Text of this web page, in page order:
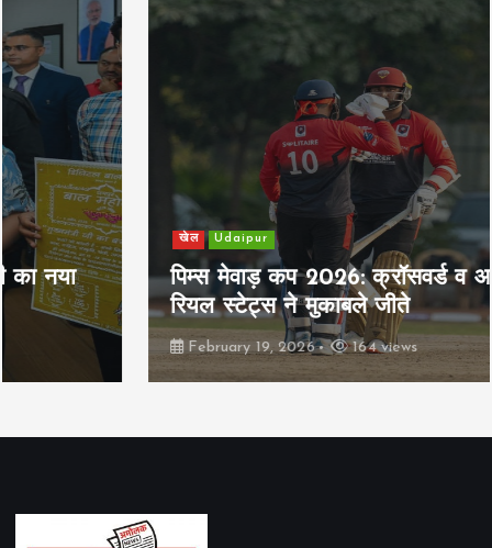
खेल Udaipur
पिम्स मेवाड़ कप 2026: क्रॉसवर्ड व आदित्यम
रियल स्टेट्स ने मुकाबले जीते
February 19, 2026 164 views